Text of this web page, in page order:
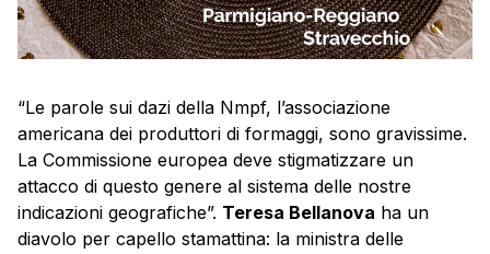
“Le parole sui dazi della Nmpf, l’associazione
americana dei produttori di formaggi, sono gravissime.
La Commissione europea deve stigmatizzare un
attacco di questo genere al sistema delle nostre
indicazioni geografiche”. Teresa Bellanova ha un
diavolo per capello stamattina: la ministra delle